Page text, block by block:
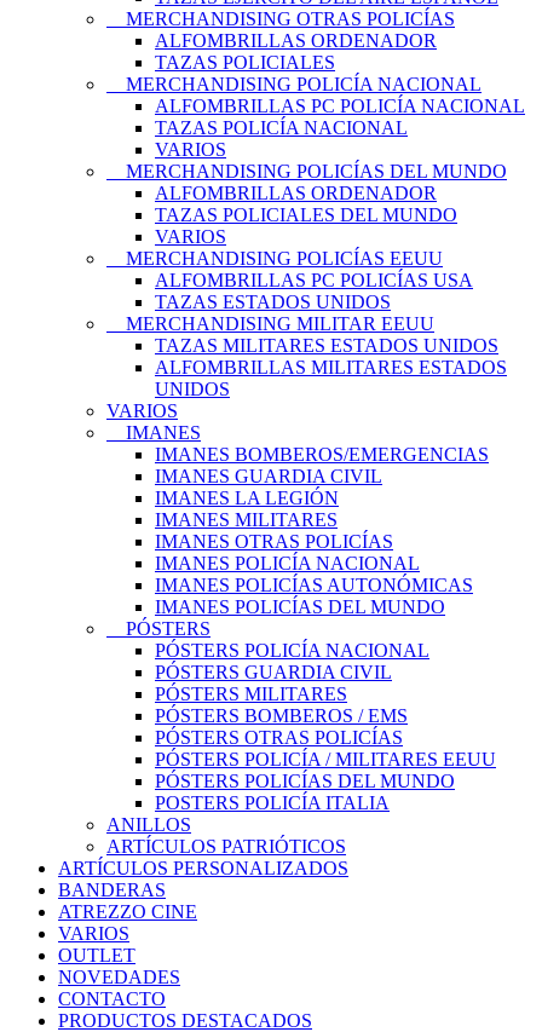
MERCHANDISING OTRAS POLICÍAS
ALFOMBRILLAS ORDENADOR
TAZAS POLICIALES
MERCHANDISING POLICÍA NACIONAL
ALFOMBRILLAS PC POLICÍA NACIONAL
TAZAS POLICÍA NACIONAL
VARIOS
MERCHANDISING POLICÍAS DEL MUNDO
ALFOMBRILLAS ORDENADOR
TAZAS POLICIALES DEL MUNDO
VARIOS
MERCHANDISING POLICÍAS EEUU
ALFOMBRILLAS PC POLICÍAS USA
TAZAS ESTADOS UNIDOS
MERCHANDISING MILITAR EEUU
TAZAS MILITARES ESTADOS UNIDOS
ALFOMBRILLAS MILITARES ESTADOS
UNIDOS
VARIOS
IMANES
IMANES BOMBEROS/EMERGENCIAS
IMANES GUARDIA CIVIL
IMANES LA LEGIÓN
IMANES MILITARES
IMANES OTRAS POLICÍAS
IMANES POLICÍA NACIONAL
IMANES POLICÍAS AUTONÓMICAS
IMANES POLICÍAS DEL MUNDO
PÓSTERS
PÓSTERS POLICÍA NACIONAL
PÓSTERS GUARDIA CIVIL
PÓSTERS MILITARES
PÓSTERS BOMBEROS / EMS
PÓSTERS OTRAS POLICÍAS
PÓSTERS POLICÍA / MILITARES EEUU
PÓSTERS POLICÍAS DEL MUNDO
POSTERS POLICÍA ITALIA
ANILLOS
ARTÍCULOS PATRIÓTICOS
ARTÍCULOS PERSONALIZADOS
BANDERAS
ATREZZO CINE
VARIOS
OUTLET
NOVEDADES
CONTACTO
PRODUCTOS DESTACADOS